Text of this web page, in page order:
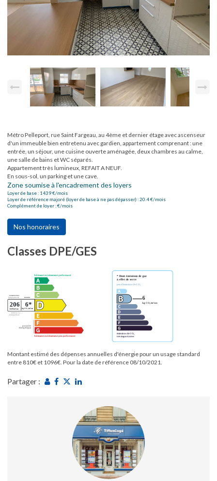
Métro Pelleport, rue Saint Fargeau, au 4ème et dernier étage avec ascenseur
d'un immeuble bien entretenu avec gardien, appartement comprenant : une
entrée, un séjour, une cuisine ouverte aménagée, deux chambres au calme,
une salle de bains et WC séparés.
Appartement très lumineux, REFAIT A NEUF.
En sous-sol, un parking et une cave.
Zone soumise à l'encadrement des loyers
Loyer de base : 1439€/mois
Loyer de référence majoré (loyer de base à ne pas dépasser) :20.4€/mois
Complément de loyer :€/mois
Nos honoraires
Classes DPE/GES
Montant estimé des dépenses annuelles d'énergie pour un usage standard
entre 810€ et 1096€. Pour la date de référence 08/10/2021.
Partager :